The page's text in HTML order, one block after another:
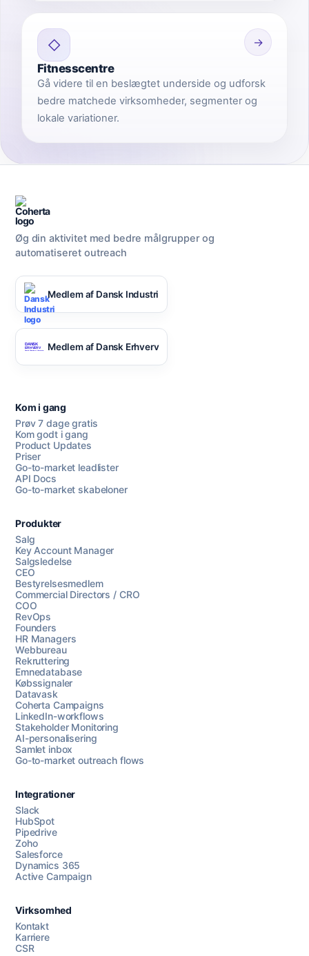
◇
→
Fitnesscentre
Gå videre til en beslægtet underside og udforsk
bedre matchede virksomheder, segmenter og
lokale variationer.
Chat med os
AI Campaign Assist
Øg din aktivitet med bedre målgrupper og
automatiseret outreach
Medlem af Dansk Industri
Medlem af Dansk Erhverv
Kom i gang
Prøv 7 dage gratis
Kom godt i gang
Product Updates
Priser
Go-to-market leadlister
API Docs
Go-to-market skabeloner
Produkter
Salg
Key Account Manager
Salgsledelse
CEO
Bestyrelsesmedlem
Commercial Directors / CRO
COO
RevOps
Founders
HR Managers
Webbureau
Rekruttering
Emnedatabase
Købssignaler
Datavask
Coherta Campaigns
LinkedIn-workflows
Stakeholder Monitoring
AI-personalisering
Samlet inbox
Go-to-market outreach flows
Integrationer
Slack
HubSpot
Pipedrive
Zoho
Salesforce
Dynamics 365
Active Campaign
Virksomhed
Kontakt
Karriere
CSR